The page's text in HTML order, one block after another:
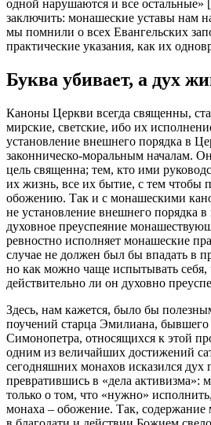
одной нарушаются и все
заключить: монашеские уставы нам
мы помнили о всех Евангельских
практические указания, как их
Буква убивает, а дух
Каноны Церкви всегда священны,
мирские, светские, ибо их
установление внешнего порядка в
законническо-моральным началам.
цель священна; тем, кто ими
их жизнь, все их бытие, с тем чтобы
обожению. Так и с монашескими
не установление внешнего порядка
духовное преуспеяние
ревностно исполняет монашеские
случае не должен был бы впадать в
но как можно чаще испытывать себя,
действительно ли он духовно
Здесь, нам кажется, было бы
поучений старца Эмилиана,
Симонопетра, относящихся к этой
одним из величайших достижений
сегодняшних монахов исказился дух
превратившись в «дела активизма»:
только о том, что «нужно»
монаха – обожение. Так, содержание